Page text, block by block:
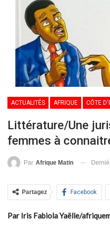
ACTUALITÉS AFRIQUE CÔTE
Littérature/Une
femmes à
Par Afrique Matin
Partagez Facebook
Par Iris Fabiola Yaëlle/